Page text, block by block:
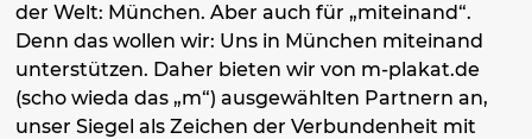
der Welt: München. Aber auch für „miteinand“.
Denn das wollen wir: Uns in München miteinand
unterstützen. Daher bieten wir von m-plakat.de
(scho wieda das „m“) ausgewählten Partnern an,
unser Siegel als Zeichen der Verbundenheit mit